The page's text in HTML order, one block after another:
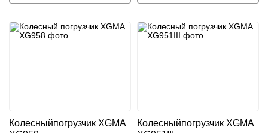
Колесныйпогрузчик XGMA
Колесныйпогрузчик XGMA